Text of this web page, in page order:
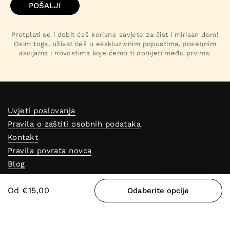
POŠALJI
Pretplati se i dobit ćeš korisne savjete za čist i mirisan dom!
Osim toga, uživat ćeš u ekskluzivnim popustima, posebnim
akcijama i novostima koje ćemo ti donijeti među prvima.
Uvjeti poslovanja
Pravila o zaštiti osobnih podataka
Kontakt
Pravila povrata novca
Blog
Program vjernosti
Reklamacijski obrazac
Od €15,00 Odaberite opcijeNagrade